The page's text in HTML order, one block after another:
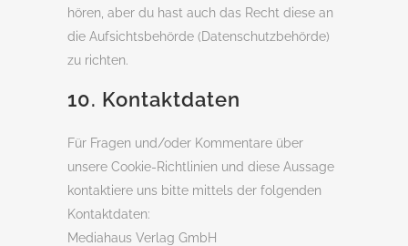
hören, aber du hast auch das Recht diese an
die Aufsichtsbehörde (Datenschutzbehörde)
zu richten.
10. Kontaktdaten
Für Fragen und/oder Kommentare über
unsere Cookie-Richtlinien und diese Aussage
kontaktiere uns bitte mittels der folgenden
Kontaktdaten:
Mediahaus Verlag GmbH